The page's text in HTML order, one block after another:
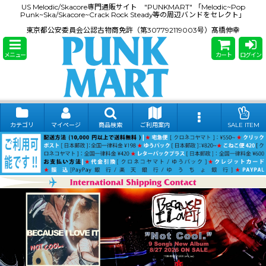
US Melodic/Skacore専門通販サイト "PUNKMART" 「Melodic~Pop
Punk~Ska/Skacore~Crack Rock Steady等の周辺バンドをセレクト」
東京都公安委員会公認古物商免許（第307792119003号）髙橋伸幸
メニュー カート ログイン
カテゴリ マイページ 商品検索 ご利用案内 SALE ITEM